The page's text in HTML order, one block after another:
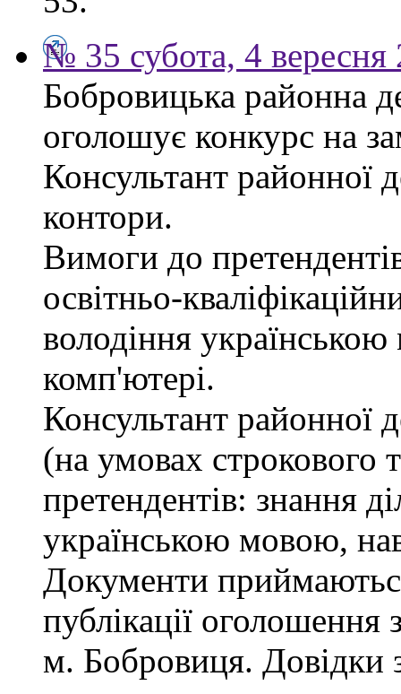
№ 35 субота, 4 вересня
Бобровицька районна
оголошує конкурс на
Консультант районної
контори.
Вимоги до
освітньо-
володіння
комп'ютері.
Консультант районної
(на умовах строкового
претендентів: знання
українською мовою,
Документи
публікації
м. Бобровиця. Довідки